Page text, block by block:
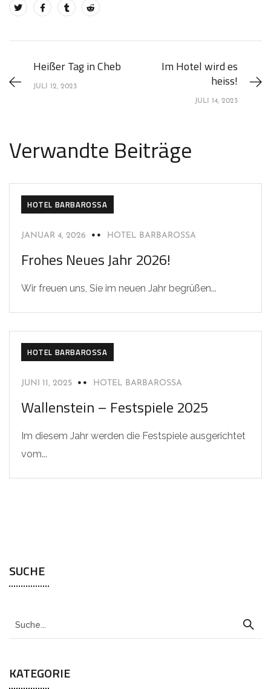
Heißer Tag in Cheb
JULI 12, 2023
Im Hotel wird es
heiss!
JULI 14, 2023
Verwandte Beiträge
HOTEL BARBAROSSA
JANUAR 4, 2026 HOTEL BARBAROSSA
Frohes Neues Jahr 2026!
Wir freuen uns, Sie im neuen Jahr begrüßen...
HOTEL BARBAROSSA
JUNI 11, 2025 HOTEL BARBAROSSA
Wallenstein – Festspiele 2025
Im diesem Jahr werden die Festspiele ausgerichtet
vom...
SUCHE
KATEGORIE